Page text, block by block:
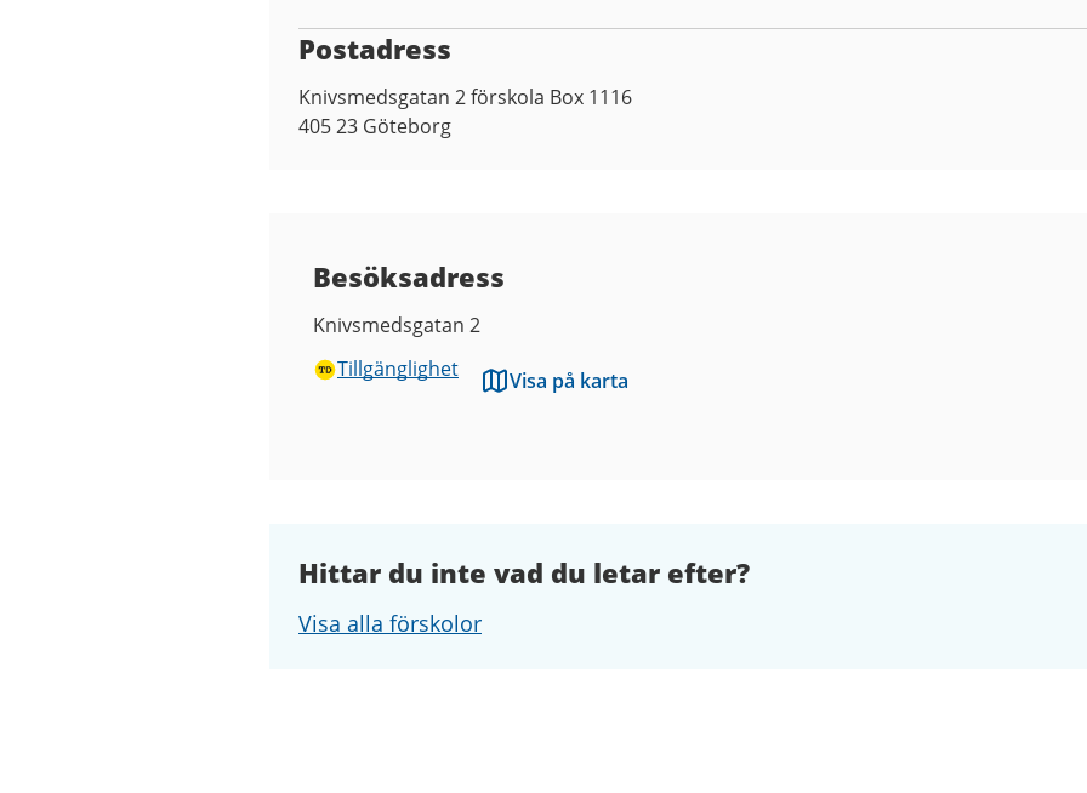
Postadress
Knivsmedsgatan 2 förskola Box 1116
405 23 Göteborg
Besöksadress
Knivsmedsgatan 2
Tillgänglighet
Visa på karta
Hittar du inte vad du letar efter?
Visa alla förskolor